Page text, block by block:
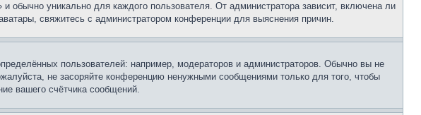
обычно уникально для каждого пользователя. От администратора зависит, включена ли
свяжитесь с администратором конференции для выяснения причин.
пользователей: например, модераторов и администраторов. Обычно вы не
не засоряйте конференцию ненужными сообщениями только для того, чтобы
вашего счётчика сообщений.